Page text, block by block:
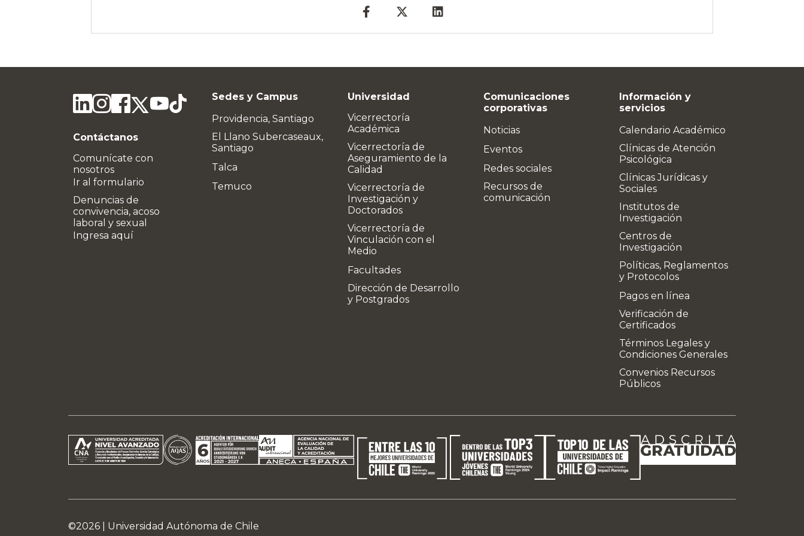
Contáctanos
Comunícate con
nosotros
Ir al formulario
Denuncias de
convivencia, acoso
laboral y sexual
Ingresa aquí
Sedes y Campus
Providencia, Santiago
El Llano Subercaseaux,
Santiago
Talca
Temuco
Universidad
Vicerrectoría
Académica
Vicerrectoría de
Aseguramiento de la
Calidad
Vicerrectoría de
Investigación y
Doctorados
Vicerrectoría de
Vinculación con el
Medio
Facultades
Dirección de Desarrollo
y Postgrados
Comunicaciones
corporativas
Noticias
Eventos
Redes sociales
Recursos de
comunicación
Información y
servicios
Calendario Académico
Clínicas de Atención
Psicológica
Clínicas Jurídicas y
Sociales
Institutos de
Investigación
Centros de
Investigación
Políticas, Reglamentos
y Protocolos
Pagos en línea
Verificación de
Certificados
Términos Legales y
Condiciones Generales
Convenios Recursos
Públicos
©2026 | Universidad Autónoma de Chile